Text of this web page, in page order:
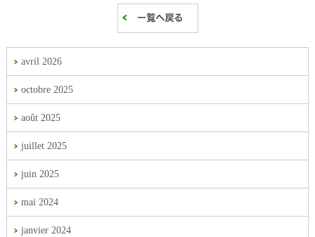
avril 2026
octobre 2025
août 2025
juillet 2025
juin 2025
mai 2024
janvier 2024